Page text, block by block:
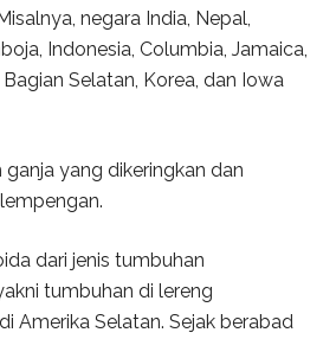
negara India, Nepal,
Indonesia, Columbia, Jamaica,
Selatan, Korea, dan Iowa
ganja yang dikeringkan dan
dari jenis tumbuhan
tumbuhan di lereng
Amerika Selatan. Sejak berabad